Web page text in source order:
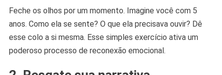
Feche os olhos por um momento. Imagine você com 5
anos. Como ela se sente? O que ela precisava ouvir? Dê
esse colo a si mesma. Esse simples exercício ativa um
poderoso processo de reconexão emocional.